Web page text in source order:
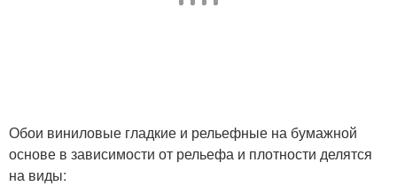
Обои виниловые гладкие и рельефные на бумажной
основе в зависимости от рельефа и плотности делятся
на виды: